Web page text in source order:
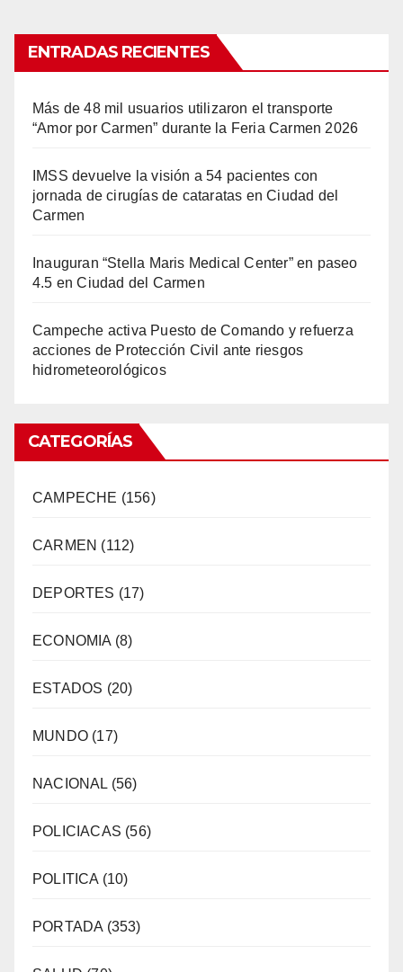
ENTRADAS RECIENTES
Más de 48 mil usuarios utilizaron el transporte
“Amor por Carmen” durante la Feria Carmen 2026
IMSS devuelve la visión a 54 pacientes con
jornada de cirugías de cataratas en Ciudad del
Carmen
Inauguran “Stella Maris Medical Center” en paseo
4.5 en Ciudad del Carmen
Campeche activa Puesto de Comando y refuerza
acciones de Protección Civil ante riesgos
hidrometeorológicos
CATEGORÍAS
CAMPECHE (156)
CARMEN (112)
DEPORTES (17)
ECONOMIA (8)
ESTADOS (20)
MUNDO (17)
NACIONAL (56)
POLICIACAS (56)
POLITICA (10)
PORTADA (353)